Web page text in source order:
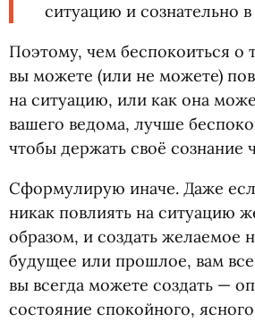
ситуацию и сознательно в
Поэтому, чем беспокоиться о
вы можете (или не можете)
на ситуацию, или как она
вашего ведома, лучше
чтобы держать своё
Сформулирую иначе. Даже
никак повлиять на ситуацию
образом, и создать желаемое
будущее или прошлое, вам
вы всегда можете создать —
состояние спокойного,